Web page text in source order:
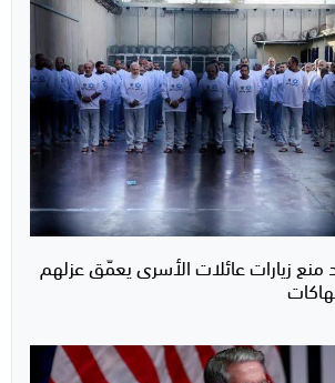
منع زيارات عائلات الأسرى يعمّق عزلهم